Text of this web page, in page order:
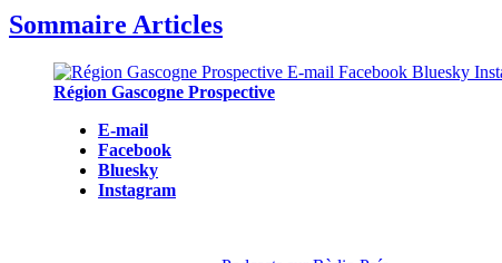
Sommaire Articles
Région Gascogne Prospective
E-mail
Facebook
Bluesky
Instagram